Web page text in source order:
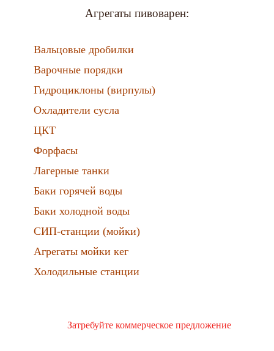
Агрегаты пивоварен:
Вальцовые дробилки
Варочные порядки
Гидроциклоны (вирпулы)
Охладители сусла
ЦКТ
Форфасы
Лагерные танки
Баки горячей воды
Баки холодной воды
СИП-станции (мойки)
Агрегаты мойки кег
Холодильные станции
Затребуйте коммерческое предложение